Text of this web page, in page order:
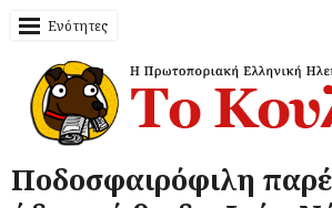
Ενότητες
Ποδοσφαιρόφιλη